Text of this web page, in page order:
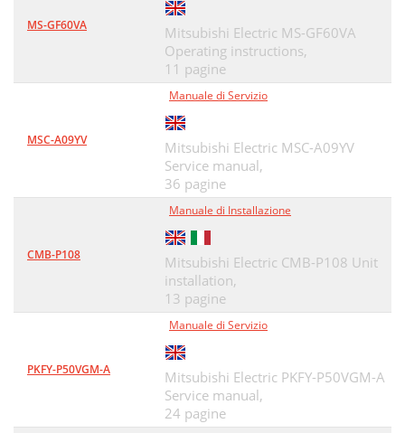
MS-GF60VA
Mitsubishi Electric MS-GF60VA
Operating instructions,
11 pagine
MSC-A09YV
Manuale di Servizio
Mitsubishi Electric MSC-A09YV
Service manual,
36 pagine
CMB-P108
Manuale di Installazione
Mitsubishi Electric CMB-P108 Unit
installation,
13 pagine
PKFY-P50VGM-A
Manuale di Servizio
Mitsubishi Electric PKFY-P50VGM-A
Service manual,
24 pagine